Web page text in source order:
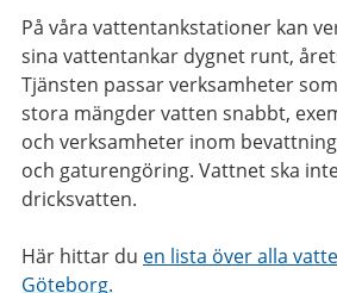
På våra vattentankstationer kan
sina vattentankar dygnet runt,
Tjänsten passar verksamheter
stora mängder vatten snabbt,
och verksamheter inom
och gaturengöring. Vattnet ska
dricksvatten.
Här hittar du en lista över alla
Göteborg.